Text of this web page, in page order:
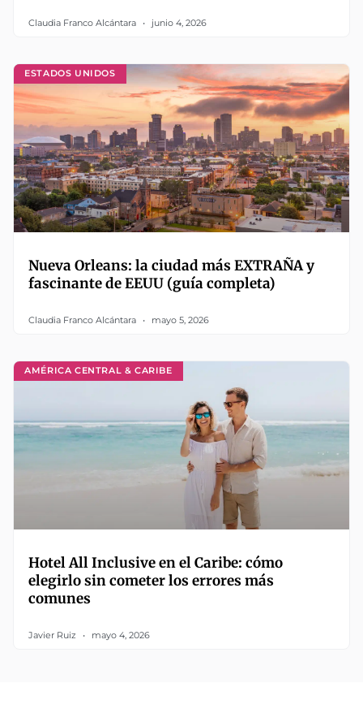
Claudia Franco Alcántara junio 4, 2026
ESTADOS UNIDOS
Nueva Orleans: la ciudad más EXTRAÑA y
fascinante de EEUU (guía completa)
Claudia Franco Alcántara mayo 5, 2026
AMÉRICA CENTRAL & CARIBE
Hotel All Inclusive en el Caribe: cómo
elegirlo sin cometer los errores más
comunes
Javier Ruiz mayo 4, 2026